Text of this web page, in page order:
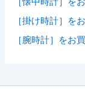
［掛け時計］を
［腕時計］をお